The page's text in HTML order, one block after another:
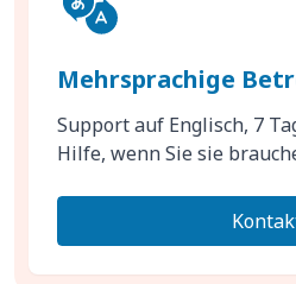
Mehrsprachige
Support auf Englisch, 7
Hilfe, wenn Sie sie